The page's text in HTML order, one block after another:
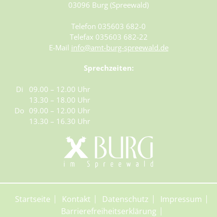
09.09.2026 – 10.09.2026
11.09.2026 – 12.09.2026
12.09.2026 – 13.09.2026
14.09.2026 – 15.09.2026
16.09.2026 – 17.09.2026
17.09.2026 – 18.09.2026
18.09.2026 – 19.09.2026
20.09.2026 – 21.09.2026
21.09.2026 – 22.09.2026
23.09.2026 – 24.09.2026
24.09.2026 – 25.09.2026
25.09.2026 – 26.09.2026
03096 Burg (Spreewald)
Telefon 035603 682-0
Telefax 035603 682-22
E-Mail info@amt-burg-spreewald.de
Sprechzeiten:
Di
09.00 – 12.00 Uhr
13.30 – 18.00 Uhr
Do 09.00 – 12.00 Uhr
13.30 – 16.30 Uhr
Startseite Kontakt Datenschutz
Impressum
Barrierefreiheitserklärung